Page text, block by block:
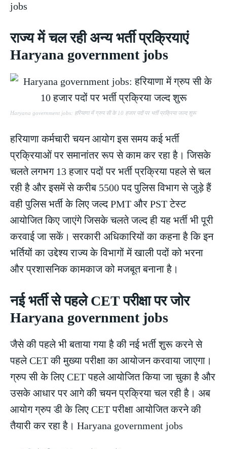
jobs
राज्य में चल रही अन्य भर्ती प्रक्रियाएं
Haryana government jobs
Haryana government jobs: हरियाणा में ग्रुप सी के 10 हजार पदों पर भर्ती प्रक्रिया जल्द शुरू
हरियाणा कर्मचारी चयन आयोग इस समय कई भर्ती
प्रक्रियाओं पर समानांतर रूप से काम कर रहा है। जिसके
चलते लगभग 13 हजार पदों पर भर्ती प्रक्रिया पहले से चल
रही है और इसमें से करीब 5500 पद पुलिस विभाग से जुड़े हैं
वही पुलिस भर्ती के लिए जल्द PMT और PST टेस्ट
आयोजित किए जाएंगे जिसके चलते जल्द ही यह भर्ती भी पूरी
करवाई जा सकें। सरकारी अधिकारियों का कहना है कि इन
भर्तियों का उद्देश्य राज्य के विभागों में खाली पदों को भरना
और प्रशासनिक कामकाज को मजबूत बनाना है।
नई भर्ती से पहले CET परीक्षा पर जोर
Haryana government jobs
जैसे की पहले भी बताया गया है की नई भर्ती शुरू करने से
पहले CET की मुख्या परीक्षा का आयोजन करवाया जाएगा।
ग्रुप सी के लिए CET पहले आयोजित किया जा चुका है और
उसके आधार पर आगे की चयन प्रक्रिया चल रही है। अब
आयोग ग्रुप डी के लिए CET परीक्षा आयोजित करने की
तैयारी कर रहा है। Haryana government jobs